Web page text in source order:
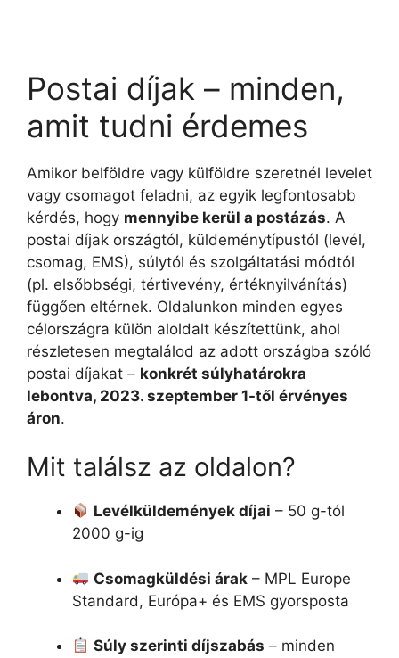
Postai díjak – minden,
amit tudni érdemes
Amikor belföldre vagy külföldre szeretnél levelet
vagy csomagot feladni, az egyik legfontosabb
kérdés, hogy mennyibe kerül a postázás. A
postai díjak országtól, küldeménytípustól (levél,
csomag, EMS), súlytól és szolgáltatási módtól
(pl. elsőbbségi, tértivevény, értéknyilvánítás)
függően eltérnek. Oldalunkon minden egyes
célországra külön aloldalt készítettünk, ahol
részletesen megtalálod az adott országba szóló
postai díjakat – konkrét súlyhatárokra
lebontva, 2023. szeptember 1-től érvényes
áron.
Mit találsz az oldalon?
Levélküldemények díjai – 50 g-tól
2000 g-ig
Csomagküldési árak – MPL Europe
Standard, Európa+ és EMS gyorsposta
Súly szerinti díjszabás – minden